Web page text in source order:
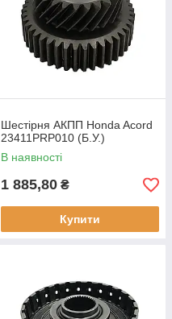
Шестірня АКПП Honda Acord
23411PRP010 (Б.У.)
В наявності
1 885,80 ₴
Купити